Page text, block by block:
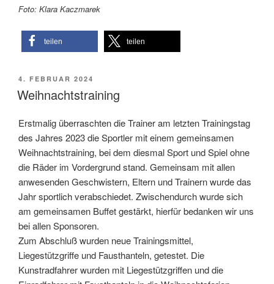
Foto: Klara Kaczmarek
teilen teilen
VERÖFFENTLICHT
AM
4. FEBRUAR 2024
Weihnachtstraining
Erstmalig überraschten die Trainer am letzten Trainingstag
des Jahres 2023 die Sportler mit einem gemeinsamen
Weihnachtstraining, bei dem diesmal Sport und Spiel ohne
die Räder im Vordergrund stand. Gemeinsam mit allen
anwesenden Geschwistern, Eltern und Trainern wurde das
Jahr sportlich verabschiedet. Zwischendurch wurde sich
am gemeinsamen Buffet gestärkt, hierfür bedanken wir uns
bei allen Sponsoren.
Zum Abschluß wurden neue Trainingsmittel,
Liegestützgriffe und Fausthanteln, getestet. Die
Kunstradfahrer wurden mit Liegestützgriffen und die